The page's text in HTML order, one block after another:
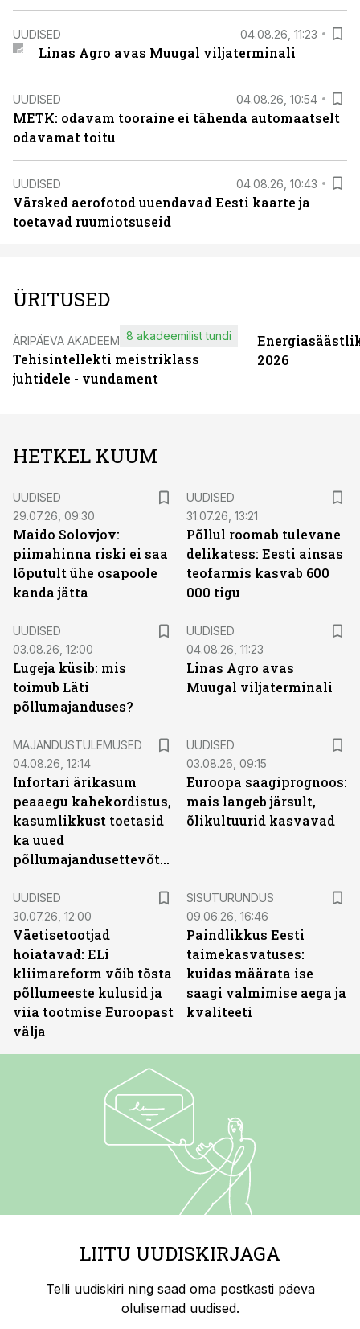
UUDISED 04.08.26, 11:23
Linas Agro avas Muugal viljaterminali
UUDISED 04.08.26, 10:54
METK: odavam tooraine ei tähenda automaatselt
odavamat toitu
UUDISED 04.08.26, 10:43
Värsked aerofotod uuendavad Eesti kaarte ja
toetavad ruumiotsuseid
ÜRITUSED
ÄRIPÄEVA AKADEEMIA
Tehisintellekti meistriklass
juhtidele - vundament
8 akadeemilist tundi
2026
HETKEL KUUM
UUDISED
29.07.26, 09:30
Maido Solovjov:
piimahinna riski ei saa
lõputult ühe osapoole
kanda jätta
UUDISED
31.07.26, 13:21
Põllul roomab tulevane
delikatess: Eesti ainsas
teofarmis kasvab 600
000 tigu
UUDISED
03.08.26, 12:00
Lugeja küsib: mis
toimub Läti
põllumajanduses?
UUDISED
04.08.26, 11:23
Linas Agro avas
Muugal viljaterminali
MAJANDUSTULEMUSED
04.08.26, 12:14
Infortari ärikasum
peaaegu kahekordistus,
kasumlikkust toetasid
ka uued
põllumajandusettevõtted
UUDISED
03.08.26, 09:15
Euroopa saagiprognoos:
mais langeb järsult,
õlikultuurid kasvavad
UUDISED
30.07.26, 12:00
Väetisetootjad
hoiatavad: ELi
kliimareform võib tõsta
põllumeeste kulusid ja
viia tootmise Euroopast
välja
SISUTURUNDUS
09.06.26, 16:46
Paindlikkus Eesti
taimekasvatuses:
kuidas määrata ise
saagi valmimise aega ja
kvaliteeti
LIITU UUDISKIRJAGA
Telli uudiskiri ning saad oma postkasti päeva
olulisemad uudised.